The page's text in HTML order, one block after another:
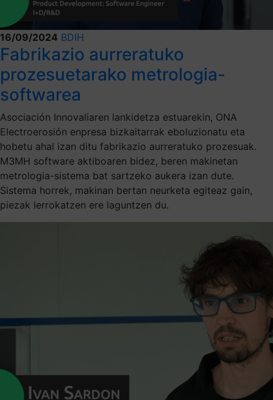
16/09/2024 BDIH
Fabrikazio aurreratuko
prozesuetarako metrologia-
softwarea
Asociación Innovaliaren lankidetza estuarekin, ONA
Electroerosión enpresa bizkaitarrak eboluzionatu eta
hobetu ahal izan ditu fabrikazio aurreratuko prozesuak.
M3MH software aktiboaren bidez, beren makinetan
metrologia-sistema bat sartzeko aukera izan dute.
Sistema horrek, makinan bertan neurketa egiteaz gain,
piezak lerrokatzen ere laguntzen du.